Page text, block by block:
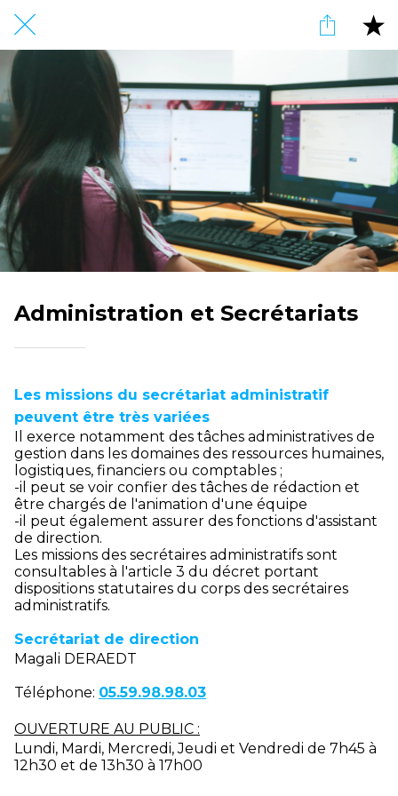
Administration et Secrétariats
Les missions du secrétariat administratif
peuvent être très variées
Il exerce notamment des tâches administratives de
gestion dans les domaines des ressources humaines,
logistiques, financiers ou comptables ;
-il peut se voir confier des tâches de rédaction et
être chargés de l'animation d'une équipe
-il peut également assurer des fonctions d'assistant
de direction.
Les missions des secrétaires administratifs sont
consultables à l'article 3 du décret portant
dispositions statutaires du corps des secrétaires
administratifs.
Secrétariat de direction
Magali DERAEDT
Téléphone: 05.59.98.98.03
OUVERTURE AU PUBLIC :
Lundi, Mardi, Mercredi, Jeudi et Vendredi de 7h45 à
12h30 et de 13h30 à 17h00